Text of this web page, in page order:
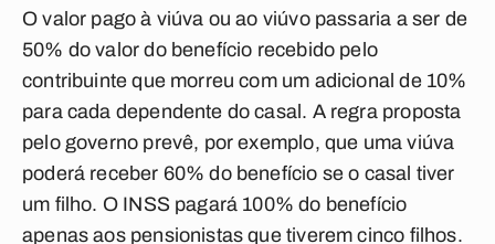
O valor pago à viúva ou ao viúvo passaria a ser de
50% do valor do benefício recebido pelo
contribuinte que morreu com um adicional de 10%
para cada dependente do casal. A regra proposta
pelo governo prevê, por exemplo, que uma viúva
poderá receber 60% do benefício se o casal tiver
um filho. O INSS pagará 100% do benefício
apenas aos pensionistas que tiverem cinco filhos.